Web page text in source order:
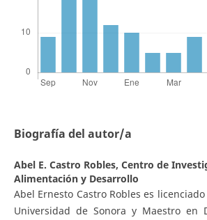
Biografía del autor/a
Abel E. Castro Robles, Centro de
Alimentación y Desarrollo
Abel Ernesto Castro Robles es
Universidad de Sonora y Maestro en